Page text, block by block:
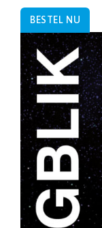
BESTEL NU